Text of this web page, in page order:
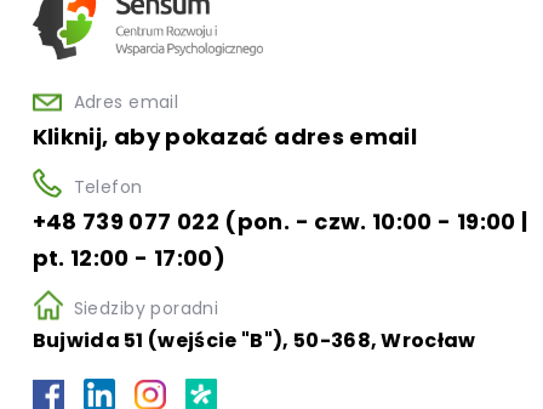
Adres email
Kliknij, aby pokazać adres email
Telefon
+48 739 077 022 (pon. - czw. 10:00 - 19:00 |
pt. 12:00 - 17:00)
Siedziby poradni
Bujwida 51 (wejście "B"), 50-368, Wrocław